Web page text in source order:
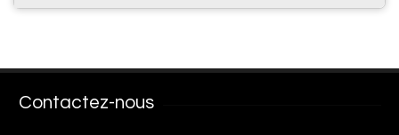
Contactez-nous